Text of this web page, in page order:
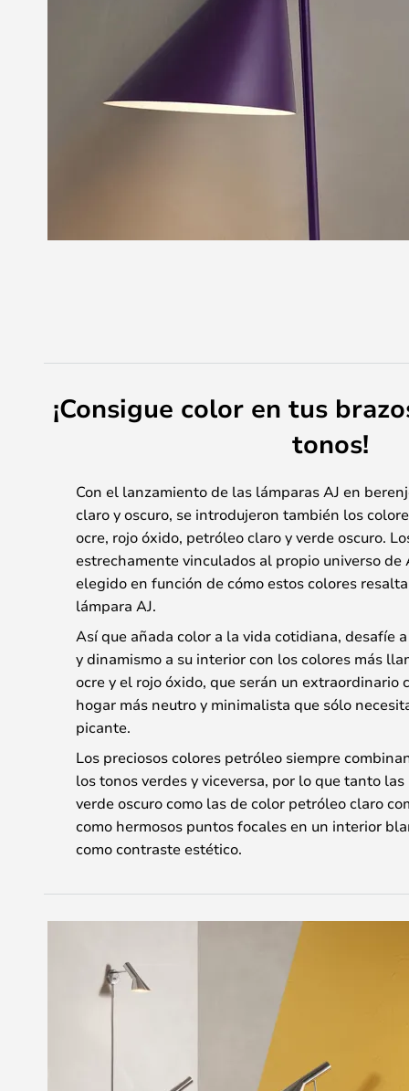
¡Consigue color en tus
tonos!
Con el lanzamiento de las lámparas AJ en
claro y oscuro, se introdujeron también los
ocre, rojo óxido, petróleo claro y verde oscuro.
estrechamente vinculados al propio universo de
elegido en función de cómo estos colores
lámpara AJ.
Así que añada color a la vida cotidiana, desafíe
y dinamismo a su interior con los colores más
ocre y el rojo óxido, que serán un extraordinario
hogar más neutro y minimalista que sólo
picante.
Los preciosos colores petróleo siempre
los tonos verdes y viceversa, por lo que tanto
verde oscuro como las de color petróleo claro
como hermosos puntos focales en un interior
como contraste estético.